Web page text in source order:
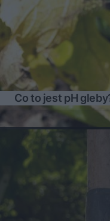
Co to jest pH